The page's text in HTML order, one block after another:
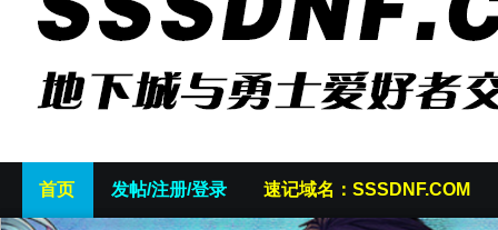
首页 发帖/注册/登录 速记域名：SSSDNF.COM